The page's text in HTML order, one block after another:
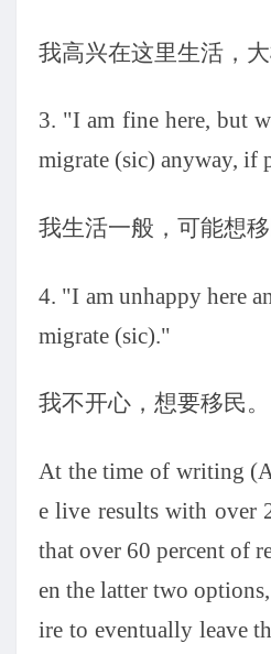
我高兴在这里生活，大
3. "I am fine here, but
migrate (sic) anyway, if
我生活一般，可能想移
4. "I am unhappy here
migrate (sic)."
我不开心，想要移民。
At the time of writing
e live results with over
that over 60 percent of
en the latter two
ire to eventually leave